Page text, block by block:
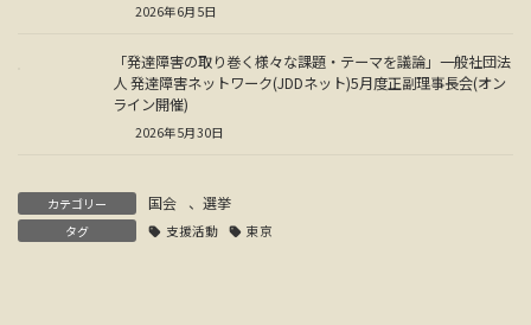
2026年6月5日
「発達障害の取り巻く様々な課題・テーマを議論」一般社団法
人 発達障害ネットワーク(JDDネット)5月度正副理事長会(オン
ライン開催)
2026年5月30日
カテゴリー 国会 、 選挙
タグ 支援活動 東京